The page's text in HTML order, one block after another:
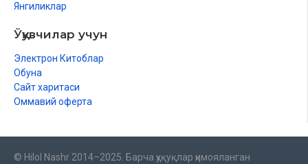
Янгиликлар
Ўқувчилар учун
Электрон Китоблар
Обуна
Сайт харитаси
Оммавий оферта
© Hilol Nashr 2014–2025. Барча ҳуқуқлар ҳимояланган